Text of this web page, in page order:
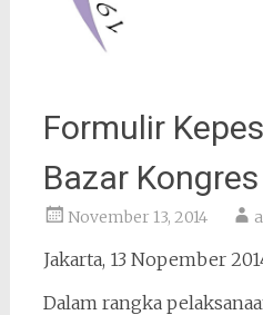
Formulir
Bazar
November 13, 2014
Jakarta, 13 Nopember
Dalam rangka